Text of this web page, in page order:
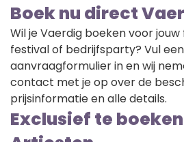
Boek nu direct
Wil je Vaerdig boeken voor
festival of bedrijfsparty? Vul
aanvraagformulier in en wij
contact met je op over de
prijsinformatie en alle details.
Exclusief te boeken